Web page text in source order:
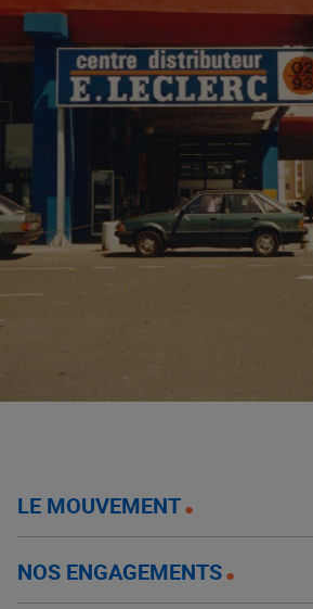
LE MOUVEMENT
NOS ENGAGEMENTS